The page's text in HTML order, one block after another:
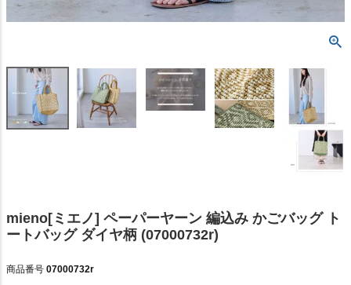
mieno[ミエノ] ペーパーヤーン 編込み かごバッグ ト
ートバッグ ダイヤ柄 (07000732r)
商品番号 07000732r